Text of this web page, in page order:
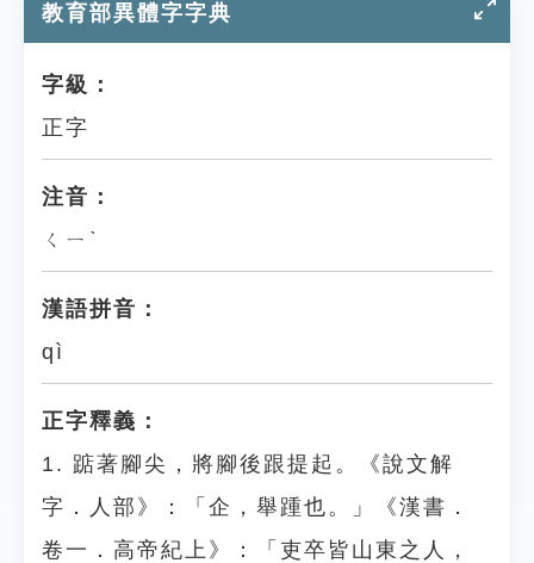
教育部異體字字典
字級：
正字
注音：
ㄑㄧˋ
漢語拼音：
qì
正字釋義：
1. 踮著腳尖，將腳後跟提起。《說文解
字．人部》：「企，舉踵也。」《漢書．
卷一．高帝紀上》：「吏卒皆山東之人，